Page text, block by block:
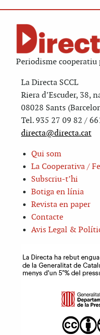
Periodisme
La Directa SCCL
Riera d’Escuder, 38,
08028 Sants
Tel. 935 27 09 82 /
directa@directa.cat
Qui som
La Cooperativa /
Subscriu-t’hi
Botiga en línia
Revista en paper
Contacte
Avis Legal &